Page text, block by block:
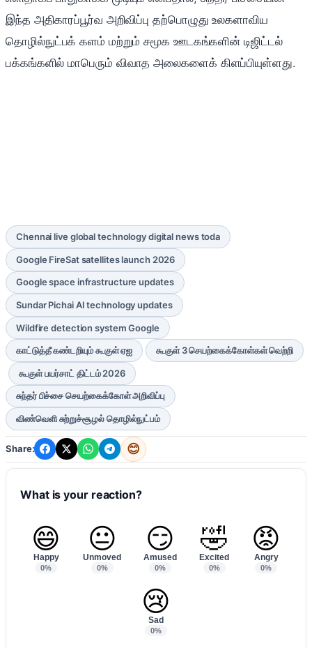
இந்த அதிகாரப்பூர்வ அறிவிப்பு தற்பொழுது உலகளாவிய
தொழில்நுட்பக் களம் மற்றும் சமூக ஊடகங்களின் டிஜிட்டல்
பக்கங்களில் மாபெரும் விவாத அலைகளைக் கிளப்பியுள்ளது.
Chennai live global technology digital news toda
Google FireSat satellites launch 2026
Google space infrastructure updates
Sundar Pichai AI technology updates
Wildfire detection system Google
காட்டுத்தீ கண்டறியும் கூகுள் ஏஐ கூகுள் 3 செயற்கைக்கோள்கள் வெற்றி
கூகுள் பயர்சாட் திட்டம் 2026
சுந்தர் பிச்சை செயற்கைக்கோள் அறிவிப்பு
விண்வெளி சுற்றுச்சூழல் தொழில்நுட்பம்
Share: 😊
What is your reaction?
😄
Happy
0%
😐
Unmoved
0%
😏
Amused
0%
🤣
Excited
0%
😡
Angry
0%
😢
Sad
0%